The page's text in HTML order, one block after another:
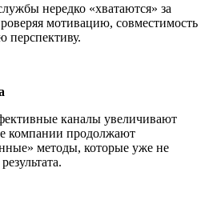
нередко «хватаются» за
мотивацию, совместимость
перспективу.
каналы увеличивают
компании продолжают
методы, которые уже не